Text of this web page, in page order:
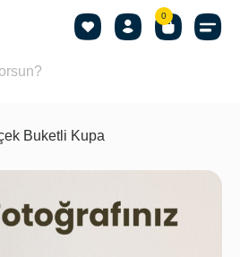
0
Buketli Kupa